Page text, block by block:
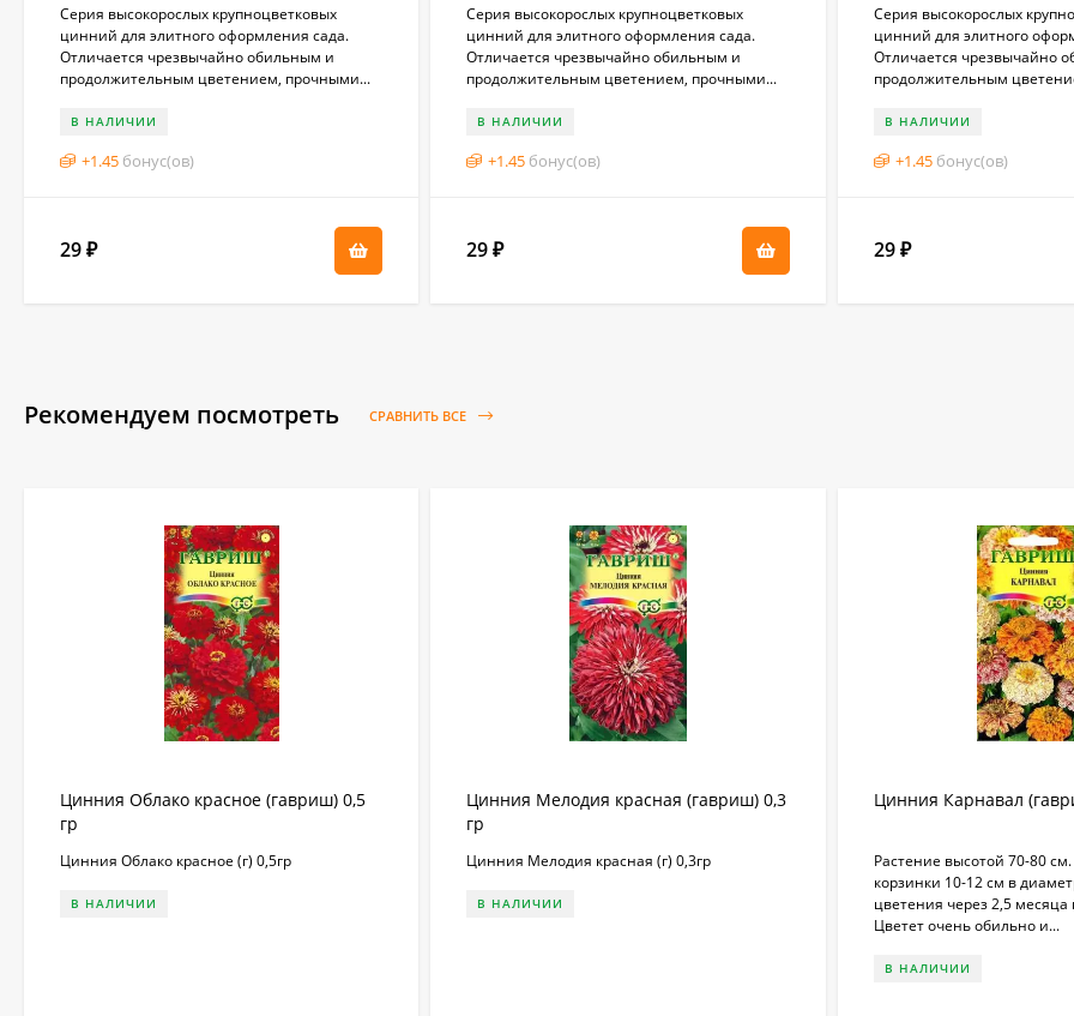
Серия высокорослых крупноцветковых
цинний для элитного оформления сада.
Отличается чрезвычайно обильным и
продолжительным цветением, прочными...
В НАЛИЧИИ
+1.45 бонус(ов)
29 ₽
Серия высокорослых крупноцветковых
цинний для элитного оформления сада.
Отличается чрезвычайно обильным и
продолжительным цветением, прочными...
В НАЛИЧИИ
+1.45 бонус(ов)
29₽
Серия высокорослых
цинний для элитного
Отличается чрезвычайно
продолжительным
В НАЛИЧИИ
+1.45 бонус(ов)
29 ₽
Рекомендуем посмотреть СРАВНИТЬ ВСЕ
Цинния Облако красное (гавриш) 0,5
гр
Цинния Облако красное (г) 0,5гр
В НАЛИЧИИ
Цинния Мелодия красная (гавриш) 0,3
гр
Цинния Мелодия красная (г) 0,3гр
В НАЛИЧИИ
Цинния Карнавал
Растение высотой 70-80
корзинки 10-12 см в
цветения через 2,5 месяца
Цветет очень обильно и...
В НАЛИЧИИ